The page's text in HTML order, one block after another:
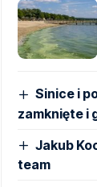
Sinice i
zamknięte i
Jakub
team